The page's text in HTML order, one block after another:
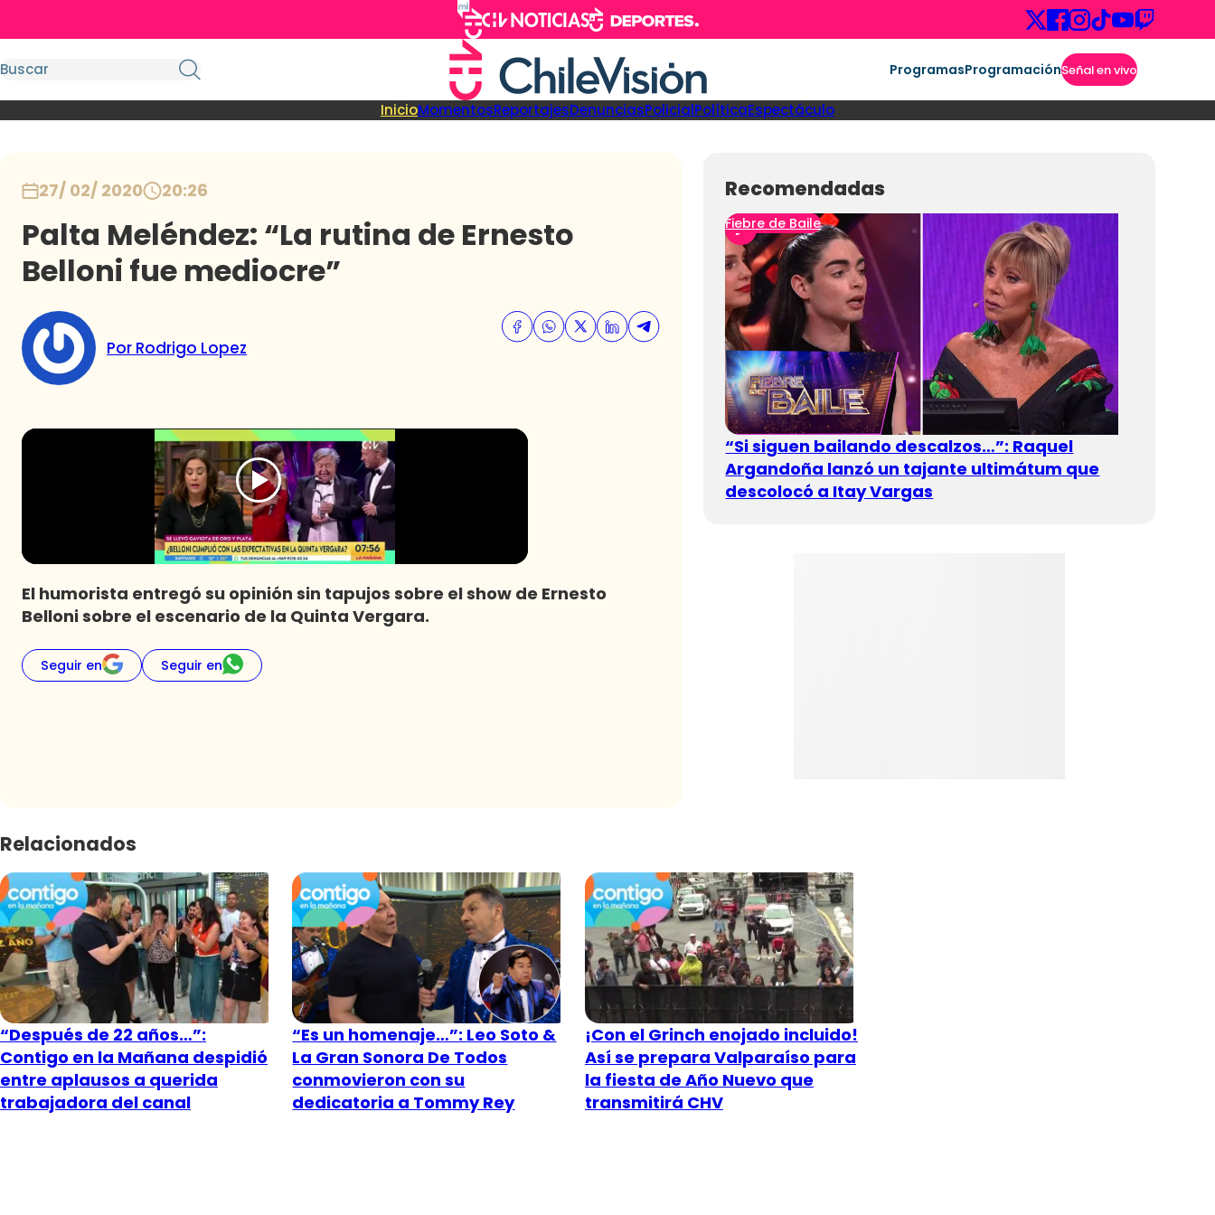
ProgramasProgramaciónSeñal en vivo
InicioMomentosReportajesDenunciasPolicialPolíticaEspectáculo
27/ 02/ 2020 20:26
Palta Meléndez: “La rutina de Ernesto
Belloni fue mediocre”
Por Rodrigo Lopez
El humorista entregó su opinión sin tapujos sobre el show de Ernesto
Belloni sobre el escenario de la Quinta Vergara.
Seguir en Seguir en
Recomendadas
Fiebre de Baile
“Si siguen bailando descalzos…”: Raquel
Argandoña lanzó un tajante ultimátum que
descolocó a Itay Vargas
Relacionados
“Después de 22 años…”:
Contigo en la Mañana despidió
entre aplausos a querida
trabajadora del canal
“Es un homenaje…”: Leo Soto &
La Gran Sonora De Todos
conmovieron con su
dedicatoria a Tommy Rey
¡Con el Grinch enojado incluido!
Así se prepara Valparaíso para
la fiesta de Año Nuevo que
transmitirá CHV